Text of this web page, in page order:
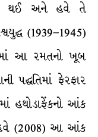
થઈ અને હવે તે
(1939–1945)
આ રમતનો ખૂબ
પદ્ધતિમાં ફેરફાર
હથોડાફેંકનો આંક
(2008) આ આંક